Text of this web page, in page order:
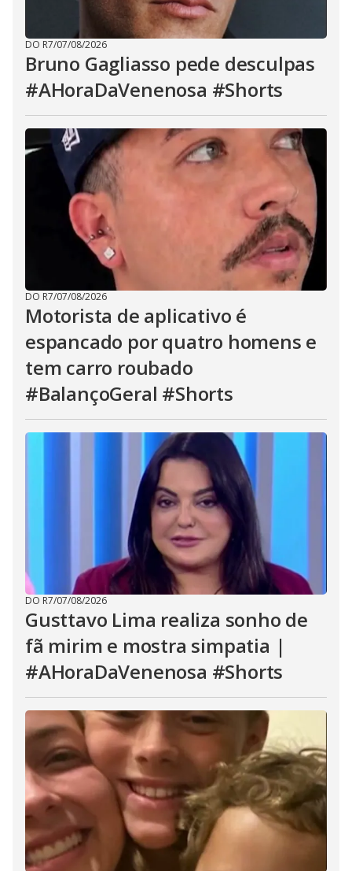
DO R7/07/08/2026
Bruno Gagliasso pede desculpas
#AHoraDaVenenosa #Shorts
DO R7/07/08/2026
Motorista de aplicativo é
espancado por quatro homens e
tem carro roubado
#BalançoGeral #Shorts
DO R7/07/08/2026
Gusttavo Lima realiza sonho de
fã mirim e mostra simpatia |
#AHoraDaVenenosa #Shorts